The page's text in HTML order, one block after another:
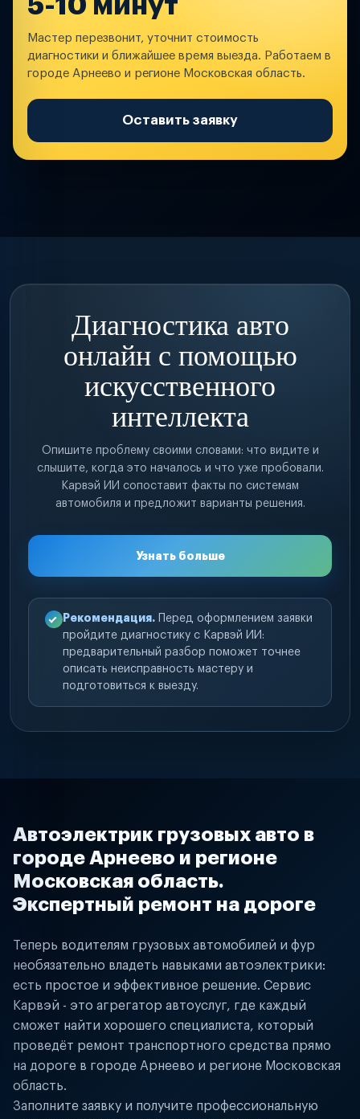
5-10 минут
Мастер перезвонит, уточнит стоимость
диагностики и ближайшее время выезда. Работаем в
городе Арнеево и регионе Московская область.
Оставить заявку
Диагностика авто
онлайн с помощью
искусственного
интеллекта
Опишите проблему своими словами: что видите и
слышите, когда это началось и что уже пробовали.
Карвэй ИИ сопоставит факты по системам
автомобиля и предложит варианты решения.
Узнать больше
Рекомендация. Перед оформлением заявки
пройдите диагностику с Карвэй ИИ:
предварительный разбор поможет точнее
описать неисправность мастеру и
подготовиться к выезду.
Автоэлектрик грузовых авто в
городе Арнеево и регионе
Московская область.
Экспертный ремонт на дороге
Теперь водителям грузовых автомобилей и фур
необязательно владеть навыками автоэлектрики:
есть простое и эффективное решение. Сервис
Карвэй - это агрегатор автоуслуг, где каждый
сможет найти хорошего специалиста, который
проведёт ремонт транспортного средства прямо
на дороге в городе Арнеево и регионе Московская
область.
Заполните заявку и получите профессиональную